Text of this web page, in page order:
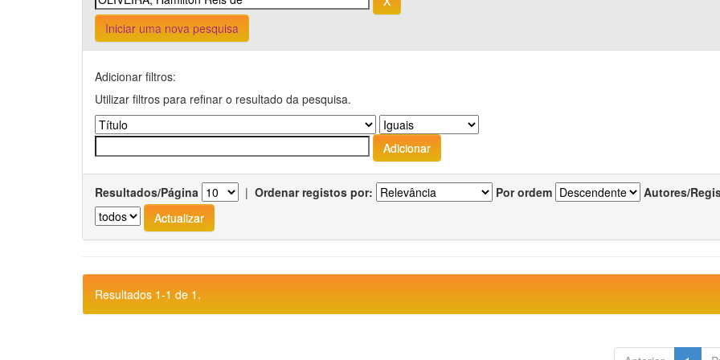
Iniciar uma nova pesquisa
Adicionar filtros:
Utilizar filtros para refinar o resultado da pesquisa.
Resultados/Página | Ordenar registos por: Por ordem Autores/
Resultados 1-1 de 1.